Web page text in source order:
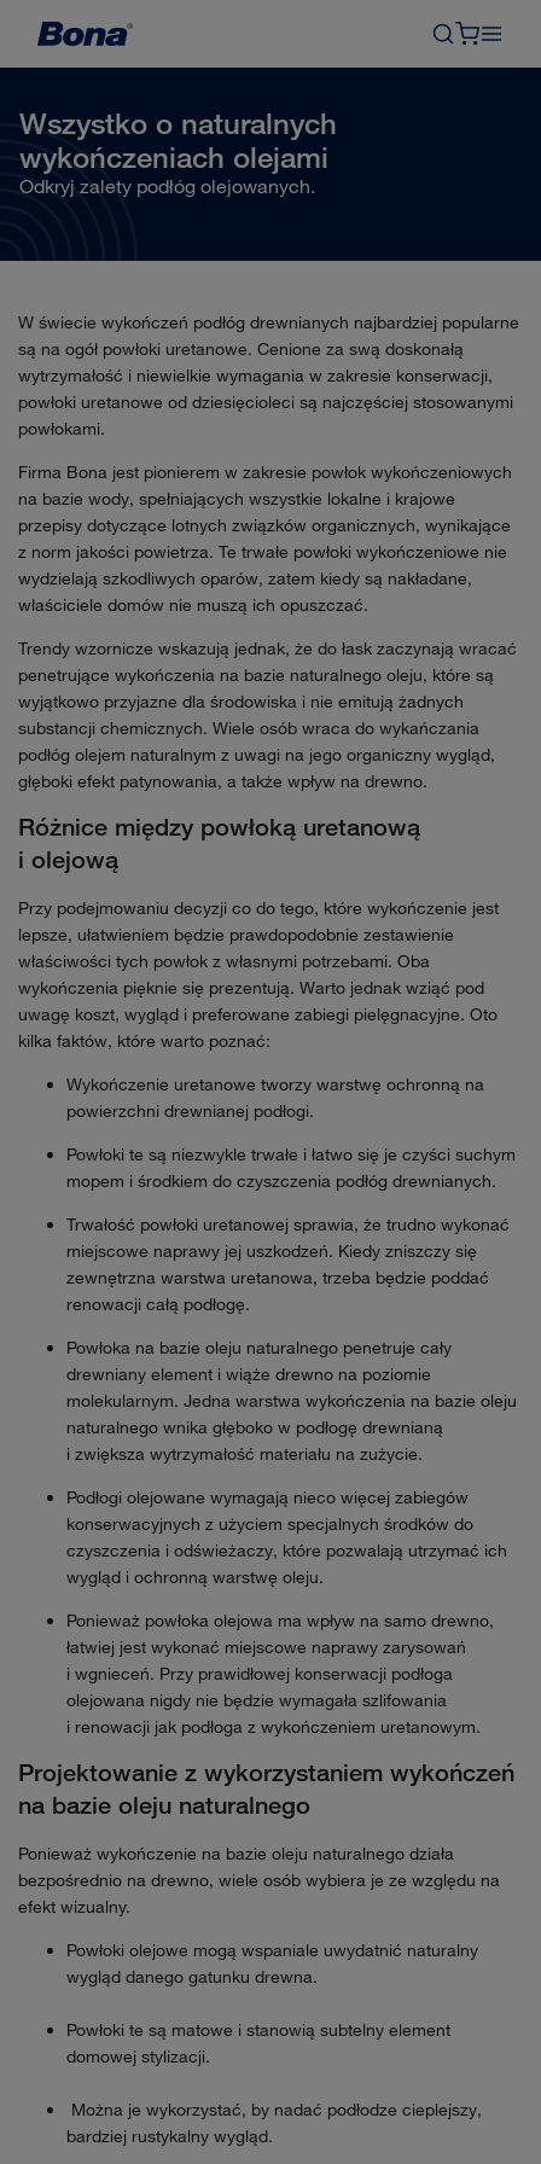
Wszystko o naturalnych
wykończeniach olejami
Odkryj zalety podłóg olejowanych.
W świecie wykończeń podłóg drewnianych najbardziej popularne
są na ogół powłoki uretanowe. Cenione za swą doskonałą
wytrzymałość i niewielkie wymagania w zakresie konserwacji,
powłoki uretanowe od dziesięcioleci są najczęściej stosowanymi
powłokami.
Firma Bona jest pionierem w zakresie powłok wykończeniowych
na bazie wody, spełniających wszystkie lokalne i krajowe
przepisy dotyczące lotnych związków organicznych, wynikające
z norm jakości powietrza. Te trwałe powłoki wykończeniowe nie
wydzielają szkodliwych oparów, zatem kiedy są nakładane,
właściciele domów nie muszą ich opuszczać.
Trendy wzornicze wskazują jednak, że do łask zaczynają wracać
penetrujące wykończenia na bazie naturalnego oleju, które są
wyjątkowo przyjazne dla środowiska i nie emitują żadnych
substancji chemicznych. Wiele osób wraca do wykańczania
podłóg olejem naturalnym z uwagi na jego organiczny wygląd,
głęboki efekt patynowania, a także wpływ na drewno.
Różnice między powłoką uretanową
i olejową
Przy podejmowaniu decyzji co do tego, które wykończenie jest
lepsze, ułatwieniem będzie prawdopodobnie zestawienie
właściwości tych powłok z własnymi potrzebami. Oba
wykończenia pięknie się prezentują. Warto jednak wziąć pod
uwagę koszt, wygląd i preferowane zabiegi pielęgnacyjne. Oto
kilka faktów, które warto poznać:
Wykończenie uretanowe tworzy warstwę ochronną na
powierzchni drewnianej podłogi.
Powłoki te są niezwykle trwałe i łatwo się je czyści suchym
mopem i środkiem do czyszczenia podłóg drewnianych.
Trwałość powłoki uretanowej sprawia, że trudno wykonać
miejscowe naprawy jej uszkodzeń. Kiedy zniszczy się
zewnętrzna warstwa uretanowa, trzeba będzie poddać
renowacji całą podłogę.
Powłoka na bazie oleju naturalnego penetruje cały
drewniany element i wiąże drewno na poziomie
molekularnym. Jedna warstwa wykończenia na bazie oleju
naturalnego wnika głęboko w podłogę drewnianą
i zwiększa wytrzymałość materiału na zużycie.
Podłogi olejowane wymagają nieco więcej zabiegów
konserwacyjnych z użyciem specjalnych środków do
czyszczenia i odświeżaczy, które pozwalają utrzymać ich
wygląd i ochronną warstwę oleju.
Ponieważ powłoka olejowa ma wpływ na samo drewno,
łatwiej jest wykonać miejscowe naprawy zarysowań
i wgnieceń. Przy prawidłowej konserwacji podłoga
olejowana nigdy nie będzie wymagała szlifowania
i renowacji jak podłoga z wykończeniem uretanowym.
Projektowanie z wykorzystaniem wykończeń
na bazie oleju naturalnego
Ponieważ wykończenie na bazie oleju naturalnego działa
bezpośrednio na drewno, wiele osób wybiera je ze względu na
efekt wizualny.
Powłoki olejowe mogą wspaniale uwydatnić naturalny
wygląd danego gatunku drewna.
Powłoki te są matowe i stanowią subtelny element
domowej stylizacji.
Można je wykorzystać, by nadać podłodze cieplejszy,
bardziej rustykalny wygląd.